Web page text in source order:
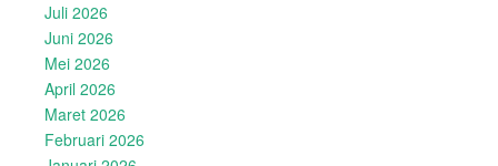
Juli 2026
Juni 2026
Mei 2026
April 2026
Maret 2026
Februari 2026